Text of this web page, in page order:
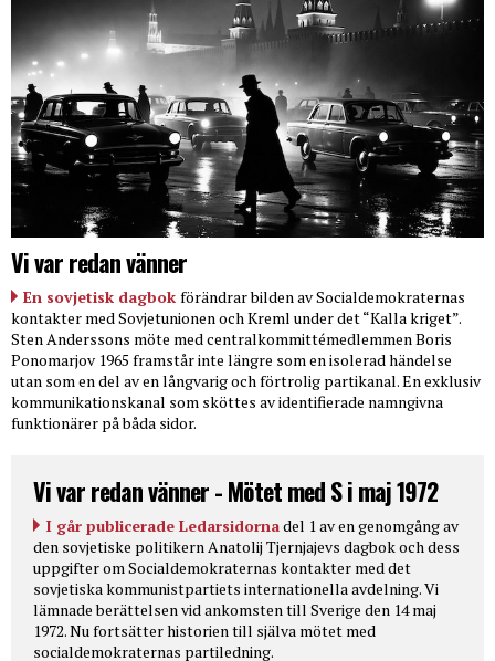
Vi var redan vänner
En sovjetisk dagbok förändrar bilden av Socialdemokraternas
kontakter med Sovjetunionen och Kreml under det “Kalla kriget”.
Sten Anderssons möte med centralkommittémedlemmen Boris
Ponomarjov 1965 framstår inte längre som en isolerad händelse
utan som en del av en långvarig och förtrolig partikanal. En exklusiv
kommunikationskanal som sköttes av identifierade namngivna
funktionärer på båda sidor.
Vi var redan vänner - Mötet med S i maj 1972
I går publicerade Ledarsidornadel 1 av en genomgång av
den sovjetiske politikern Anatolij Tjernjajevs dagbok och dess
uppgifter om Socialdemokraternas kontakter med det
sovjetiska kommunistpartiets internationella avdelning. Vi
lämnade berättelsen vid ankomsten till Sverige den 14 maj
1972. Nu fortsätter historien till själva mötet med
socialdemokraternas partiledning.